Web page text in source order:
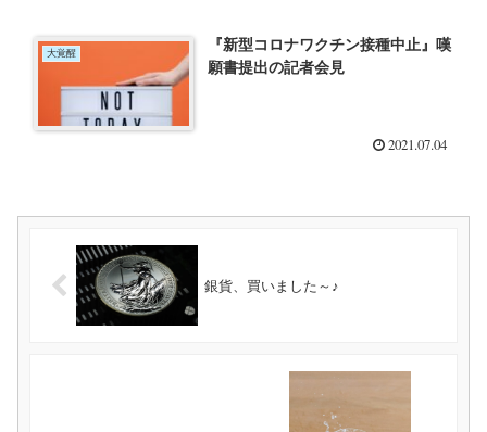
大覚醒
『新型コロナワクチン接種中止』嘆
願書提出の記者会見
2021.07.04
銀貨、買いました～♪